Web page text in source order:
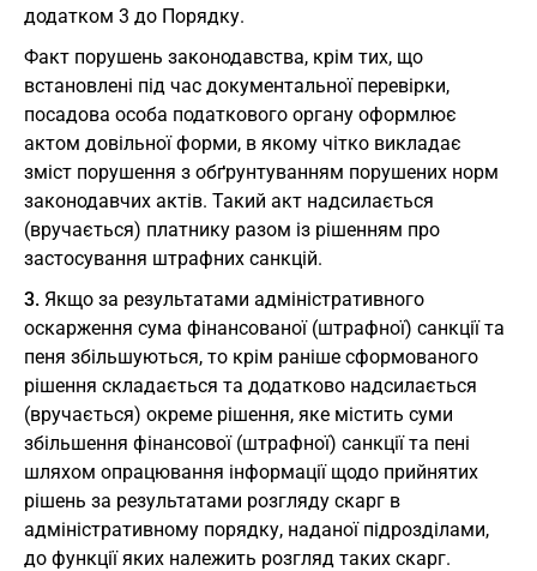
додатком 3 до Порядку.
Факт порушень законодавства, крім тих, що
встановлені під час документальної перевірки,
посадова особа податкового органу оформлює
актом довільної форми, в якому чітко викладає
зміст порушення з обґрунтуванням порушених норм
законодавчих актів. Такий акт надсилається
(вручається) платнику разом із рішенням про
застосування штрафних санкцій.
3. Якщо за результатами адміністративного
оскарження сума фінансованої (штрафної) санкції та
пеня збільшуються, то крім раніше сформованого
рішення складається та додатково надсилається
(вручається) окреме рішення, яке містить суми
збільшення фінансової (штрафної) санкції та пені
шляхом опрацювання інформації щодо прийнятих
рішень за результатами розгляду скарг в
адміністративному порядку, наданої підрозділами,
до функції яких належить розгляд таких скарг.